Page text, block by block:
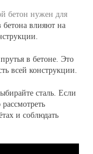
бетон нужен для
бетона влияют на
в бетоне. Это
всей конструкции.
сталь. Если
и соблюдать